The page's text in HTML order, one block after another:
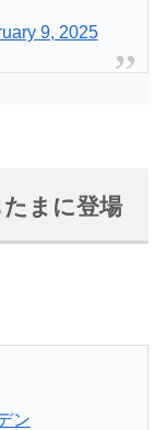
9, 2025
まに登場
ン